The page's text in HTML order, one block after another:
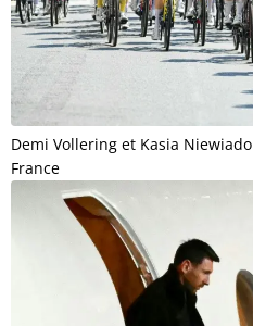
Demi Vollering et Kasia
France